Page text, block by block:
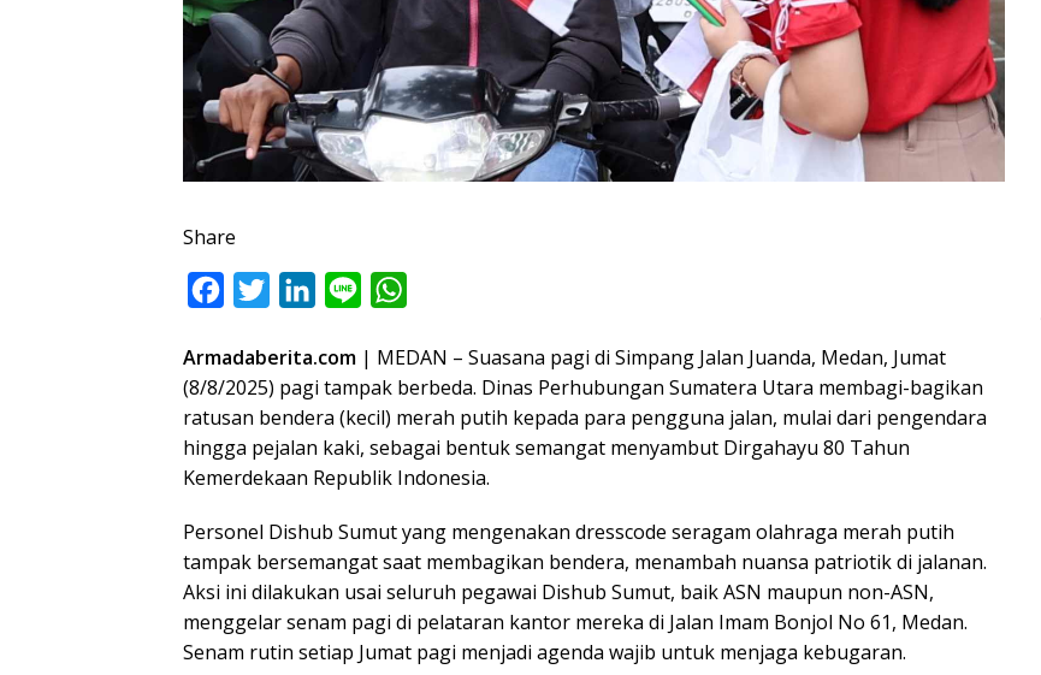
Share
c
e
o
k
i
t
t
e
n
k
e
d
n
e
a
t
A
p
Armadaberita.com | MEDAN – Suasana pagi di Simpang Jalan Juanda, Medan, Jumat
(8/8/2025) pagi tampak berbeda. Dinas Perhubungan Sumatera Utara membagi-bagikan
ratusan bendera (kecil) merah putih kepada para pengguna jalan, mulai dari pengendara
hingga pejalan kaki, sebagai bentuk semangat menyambut Dirgahayu 80 Tahun
Kemerdekaan Republik Indonesia.
Personel Dishub Sumut yang mengenakan dresscode seragam olahraga merah putih
tampak bersemangat saat membagikan bendera, menambah nuansa patriotik di jalanan.
Aksi ini dilakukan usai seluruh pegawai Dishub Sumut, baik ASN maupun non-ASN,
menggelar senam pagi di pelataran kantor mereka di Jalan Imam Bonjol No 61, Medan.
Senam rutin setiap Jumat pagi menjadi agenda wajib untuk menjaga kebugaran.